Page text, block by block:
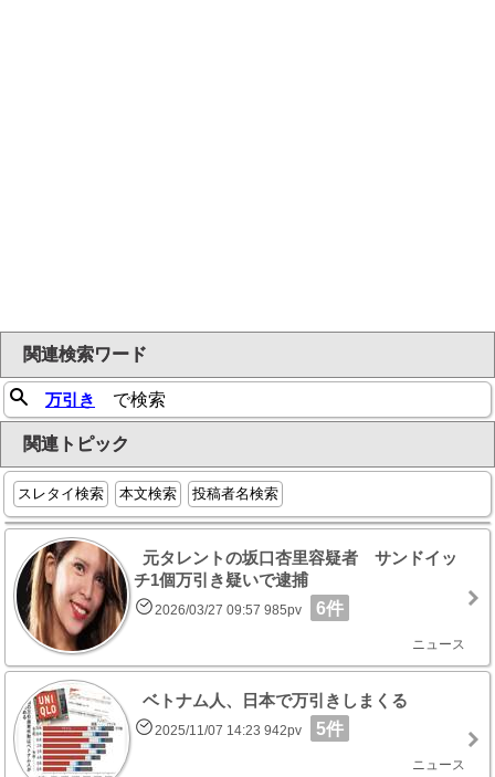
関連検索ワード
万引き で検索
関連トピック
スレタイ検索 本文検索 投稿者名検索
元タレントの坂口杏里容疑者 サンドイッ
チ1個万引き疑いで逮捕
2026/03/27 09:57 985pv 6件
ニュース
ベトナム人、日本で万引きしまくる
2025/11/07 14:23 942pv 5件
ニュース